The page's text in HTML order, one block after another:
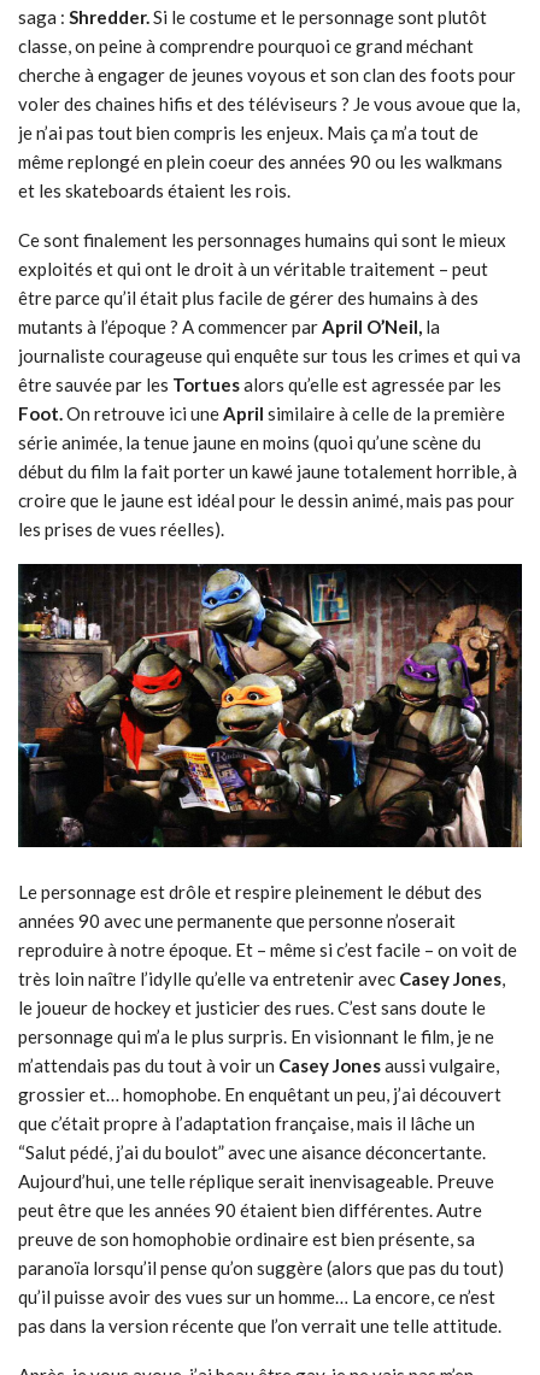
saga : Shredder. Si le costume et le personnage sont plutôt
classe, on peine à comprendre pourquoi ce grand méchant
cherche à engager de jeunes voyous et son clan des foots pour
voler des chaines hifis et des téléviseurs ? Je vous avoue que la,
je n’ai pas tout bien compris les enjeux. Mais ça m’a tout de
même replongé en plein coeur des années 90 ou les walkmans
et les skateboards étaient les rois.
Ce sont finalement les personnages humains qui sont le mieux
exploités et qui ont le droit à un véritable traitement – peut
être parce qu’il était plus facile de gérer des humains à des
mutants à l’époque ? A commencer par April O’Neil, la
journaliste courageuse qui enquête sur tous les crimes et qui va
être sauvée par les Tortuesalors qu’elle est agressée par les
Foot. On retrouve ici une April similaire à celle de la première
série animée, la tenue jaune en moins (quoi qu’une scène du
début du film la fait porter un kawé jaune totalement horrible, à
croire que le jaune est idéal pour le dessin animé, mais pas pour
les prises de vues réelles).
Le personnage est drôle et respire pleinement le début des
années 90 avec une permanente que personne n’oserait
reproduire à notre époque. Et – même si c’est facile – on voit de
très loin naître l’idylle qu’elle va entretenir avec Casey Jones,
le joueur de hockey et justicier des rues. C’est sans doute le
personnage qui m’a le plus surpris. En visionnant le film, je ne
m’attendais pas du tout à voir un Casey Jonesaussi vulgaire,
grossier et… homophobe. En enquêtant un peu, j’ai découvert
que c’était propre à l’adaptation française, mais il lâche un
“Salut pédé, j’ai du boulot” avec une aisance déconcertante.
Aujourd’hui, une telle réplique serait inenvisageable. Preuve
peut être que les années 90 étaient bien différentes. Autre
preuve de son homophobie ordinaire est bien présente, sa
paranoïa lorsqu’il pense qu’on suggère (alors que pas du tout)
qu’il puisse avoir des vues sur un homme… La encore, ce n’est
pas dans la version récente que l’on verrait une telle attitude.